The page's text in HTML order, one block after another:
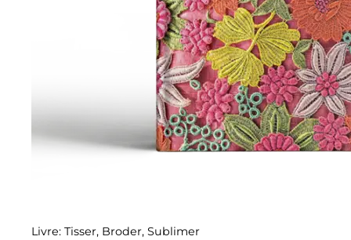
Livre: Tisser, Broder, Sublimer